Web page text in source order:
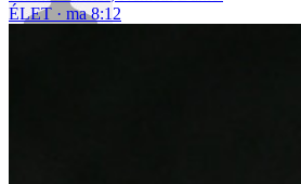
ÉLET
ma 8:12